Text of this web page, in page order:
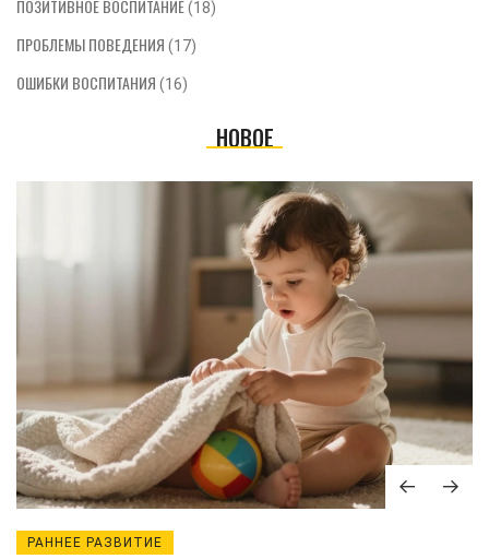
ПОЗИТИВНОЕ ВОСПИТАНИЕ(18)
ПРОБЛЕМЫ ПОВЕДЕНИЯ (17)
ОШИБКИ ВОСПИТАНИЯ (16)
НОВОЕ
РАННЕЕ РАЗВИТИЕ